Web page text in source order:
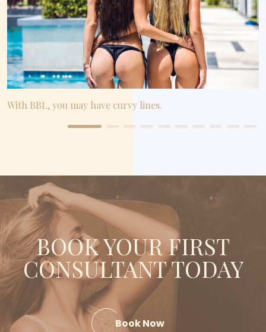
With BBL, you may have curvy lines.
BOOK YOUR FIRST
CONSULTANT TODAY
Book Now